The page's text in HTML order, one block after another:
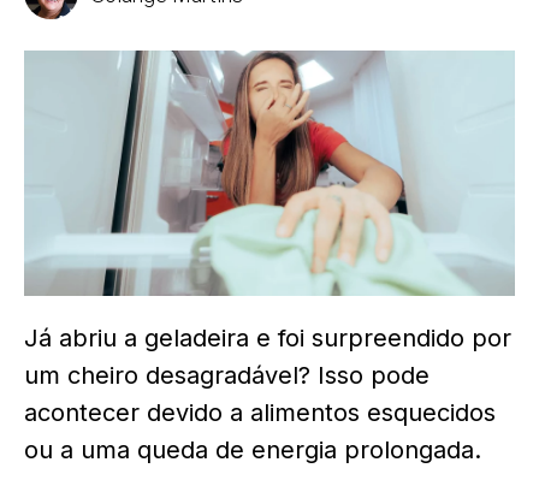
Já abriu a geladeira e foi surpreendido por
um cheiro desagradável? Isso pode
acontecer devido a alimentos esquecidos
ou a uma queda de energia prolongada.